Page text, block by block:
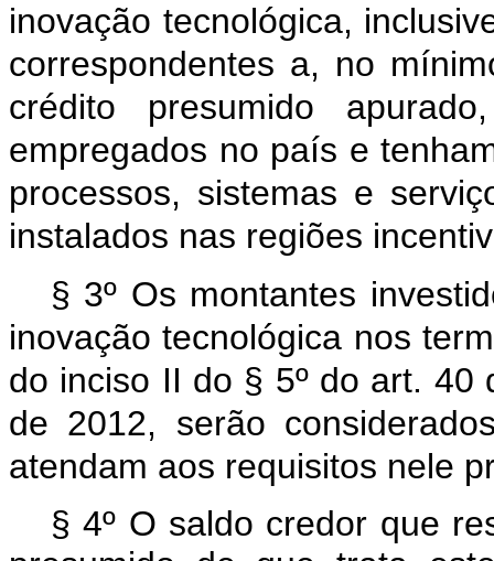
inovação tecnológica,
correspondentes a, no
crédito presumido
empregados no país e
processos, sistemas e
instalados nas regiões
§ 3º Os montantes
inovação tecnológica nos
do inciso II do § 5º do art. 40
de 2012, serão
atendam aos requisitos nele
§ 4º O saldo credor que